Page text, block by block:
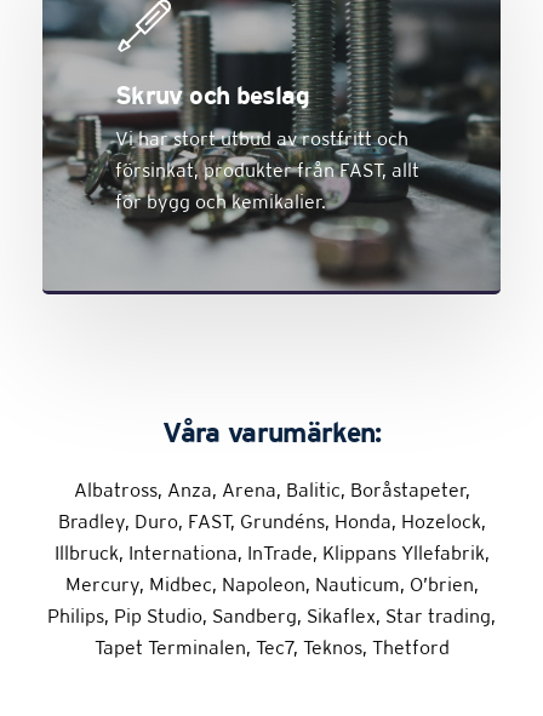
Skruv och beslag
Vi har stort utbud av rostfritt och
försinkat, produkter från FAST, allt
för bygg och kemikalier.
Våra varumärken:
Albatross, Anza, Arena, Balitic, Boråstapeter,
Bradley, Duro, FAST, Grundéns, Honda, Hozelock,
Illbruck, Internationa, InTrade, Klippans Yllefabrik,
Mercury, Midbec, Napoleon, Nauticum, O’brien,
Philips, Pip Studio, Sandberg, Sikaflex, Star trading,
Tapet Terminalen, Tec7, Teknos, Thetford